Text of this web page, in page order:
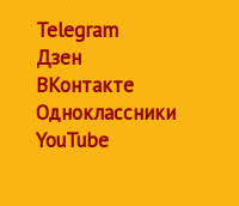
Telegram
Дзен
ВКонтакте
Одноклассники
YouTube